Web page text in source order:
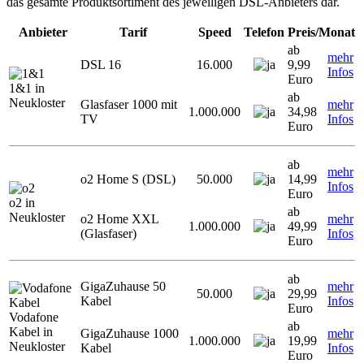
Anbieter Tarif Speed Telefon Preis/Monat
1&1 in
Neukloster
DSL 16 16.000
ab
9,99
Euro
mehr
Infos
Glasfaser 1000 mit
TV
1.000.000
ab
34,98
Euro
mehr
Infos
o2 in
Neukloster
o2 Home S (DSL) 50.000
ab
14,99
Euro
mehr
Infos
o2 Home XXL
(Glasfaser)
1.000.000
ab
49,99
Euro
mehr
Infos
Vodafone
Kabel in
Neukloster
GigaZuhause 50
Kabel
50.000
ab
29,99
Euro
mehr
Infos
GigaZuhause 1000
Kabel
1.000.000
ab
19,99
Euro
mehr
Infos